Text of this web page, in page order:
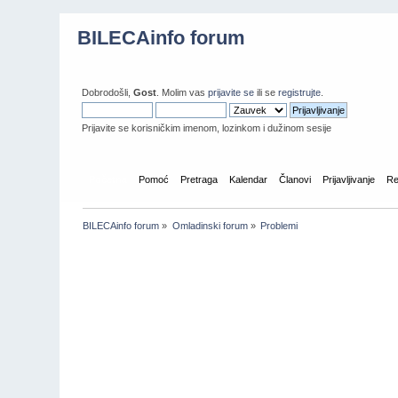
BILECAinfo forum
Dobrodošli,Gost . Molim vasprijavite se ili seregistrujte
Prijavite se korisničkim imenom, lozinkom i dužinom sesije
Pomoć Pretraga Kalendar Članovi Prijavljivanje
BILECAinfo forum » Omladinski forum» Problemi